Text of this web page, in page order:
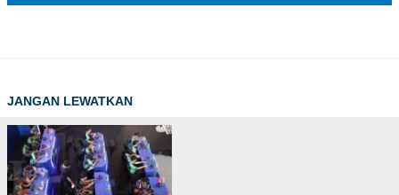
JANGAN LEWATKAN